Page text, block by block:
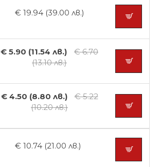
€ 19.94 (39.00 лв.)
€ 5.90 (11.54 лв.)
€ 6.70
(13.10 лв.)
€ 4.50 (8.80 лв.)
€ 5.22
(10.20 лв.)
€ 10.74 (21.00 лв.)